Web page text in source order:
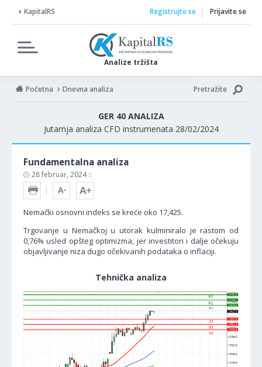
KapitalRS
Analize tržišta
Registrujte se Prijavite se
Početna Dnevna analiza Pretražite
GER 40 ANALIZA
Jutarnja analiza CFD instrumenata 28/02/2024
Fundamentalna analiza
28 februar, 2024
Nemački osnovni indeks se kreće oko 17,425.
Trgovanje u Nemačkoj u utorak kulminiralo je rastom od
0,76% usled opšteg optimizma, jer investitori i dalje očekuju
objavljivanje niza dugo očekivanih podataka o inflaciji.
Tehnička analiza